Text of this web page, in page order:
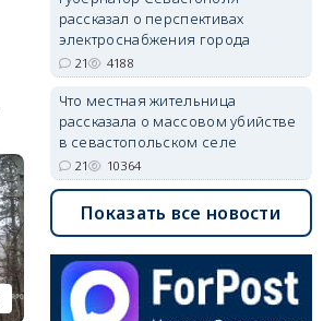
07/08/2026 10:13 4188
Балаклава
рассказал о перспективах
электроснабжения города
21 4188
Что местная жительница
рассказала о массовом убийстве
в севастопольском селе
21 10364
Показать все новости